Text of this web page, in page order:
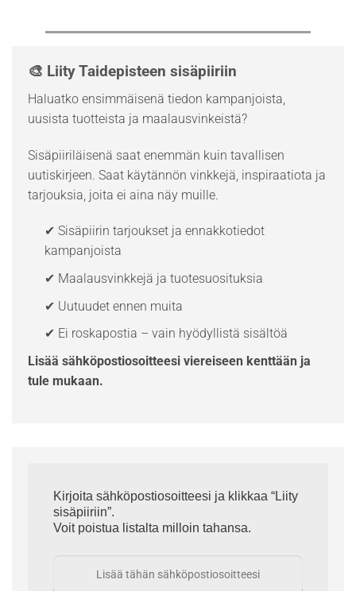
🎨 Liity Taidepisteen sisäpiiriin
Haluatko ensimmäisenä tiedon kampanjoista,
uusista tuotteista ja maalausvinkeistä?
Sisäpiiriläisenä saat enemmän kuin tavallisen
uutiskirjeen. Saat käytännön vinkkejä, inspiraatiota ja
tarjouksia, joita ei aina näy muille.
✔ Sisäpiirin tarjoukset ja ennakkotiedot
kampanjoista
✔ Maalausvinkkejä ja tuotesuosituksia
✔ Uutuudet ennen muita
✔ Ei roskapostia – vain hyödyllistä sisältöä
Lisää sähköpostiosoitteesi viereiseen kenttään ja
tule mukaan.
Kirjoita sähköpostiosoitteesi ja klikkaa “Liity
sisäpiiriin”.
Voit poistua listalta milloin tahansa.